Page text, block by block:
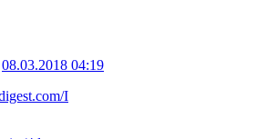
08.03.2018 04:19
I